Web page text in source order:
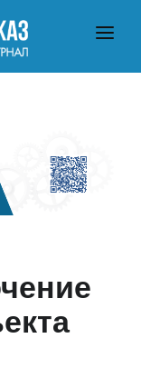
№ 223-ФЗ